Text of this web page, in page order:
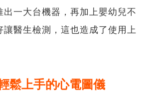
出一大台機器，再加上嬰幼兒不
醫生檢測，這也造成了使用上
鬆上手的心電圖儀